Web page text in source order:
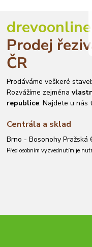
Prodej
ČR
Prodáváme veškeré
Rozvážíme zejména
republice. Najdete u nás
Centrála a sklad
Brno - Bosonohy Pražská
Před osobním vyzvednutím je